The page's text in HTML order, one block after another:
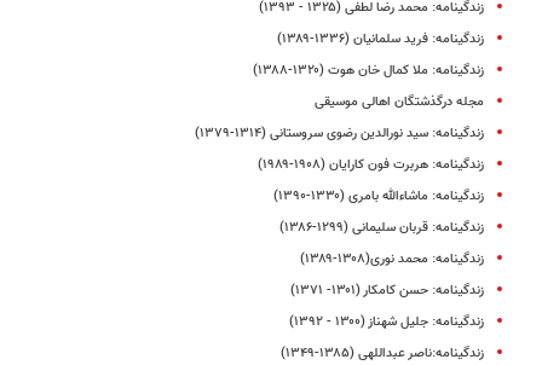
زندگینامه: محمد رضا لطفی (۱۳۲۵ - ۱۳۹۳)
زندگینامه: فرید سلمانیان (۱۳۳۶-۱۳۸۹)
زندگینامه: ملا کمال‌ خان هوت (۱۳۲۰-۱۳۸۸)
مجله درگذشتگان اهالی موسیقی
زندگینامه: سید نورالدین رضوی سروستانی (۱۳۱۴-۱۳۷۹)
زندگینامه: هربرت فون کارایان (۱۹۰۸-۱۹۸۹)
زندگینامه: ماشاء‌الله بامری (۱۳۳۰-۱۳۹۰)
زندگینامه: قربان سلیمانی (۱۲۹۹-۱۳۸۶)
زندگینامه‌: محمد ‌نوری(۱۳۰۸-۱۳۸۹)
زندگینامه: حسن کامکار (۱۳۰۱- ۱۳۷۱)
زندگینامه: جلیل شهناز (۱۳۰۰ - ۱۳۹۲)
زندگینامه:ناصر عبداللهی (۱۳۸۵-۱۳۴۹)